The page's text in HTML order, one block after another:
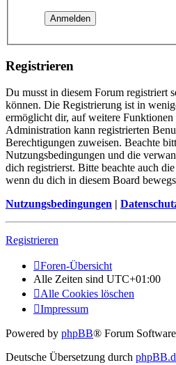
Registrieren
Du musst in diesem Forum registriert
können. Die Registrierung ist in
ermöglicht dir, auf weitere
Administration kann registrierten
Berechtigungen zuweisen. Beachte
Nutzungsbedingungen und die
dich registrierst. Bitte beachte auch
wenn du dich in diesem Board
Nutzungsbedingungen |
Registrieren
Foren-Übersicht
Alle Zeiten sind UTC+01:00
Alle Cookies löschen
Impressum
Powered by phpBB® Forum
Deutsche Übersetzung durch